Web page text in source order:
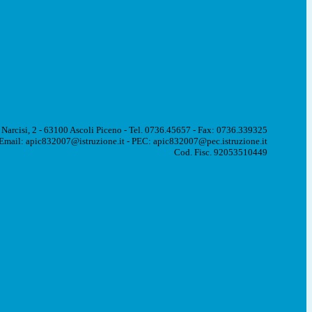
2 - 63100 Ascoli Piceno - Tel. 0736.45657 - Fax: 0736.339325
apic832007@istruzione.it - PEC: apic832007@pec.istruzione.it
Cod. Fisc. 92053510449